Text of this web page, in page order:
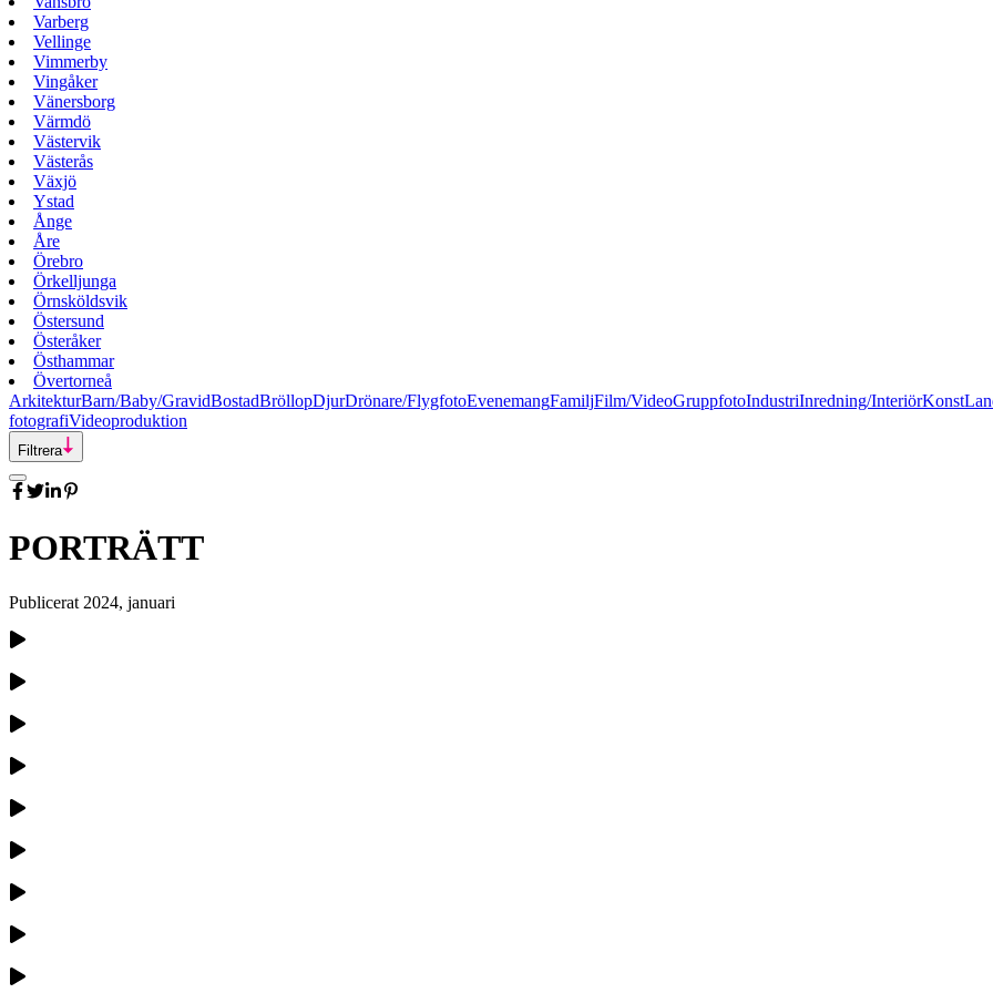
Varberg
Vellinge
Vimmerby
Vingåker
Vänersborg
Värmdö
Västervik
Västerås
Växjö
Ystad
Ånge
Åre
Örebro
Örkelljunga
Örnsköldsvik
Östersund
Österåker
Östhammar
Övertorneå
ArkitekturBarn/Baby/GravidBostadBröllopDjurDrönare/FlygfotoEvenemangFamiljFilm/VideoGruppfotoIndustriInredning/InteriörKonst
fotografiVideoproduktion
Filtrera
PORTRÄTT
Publicerat 2024, januari